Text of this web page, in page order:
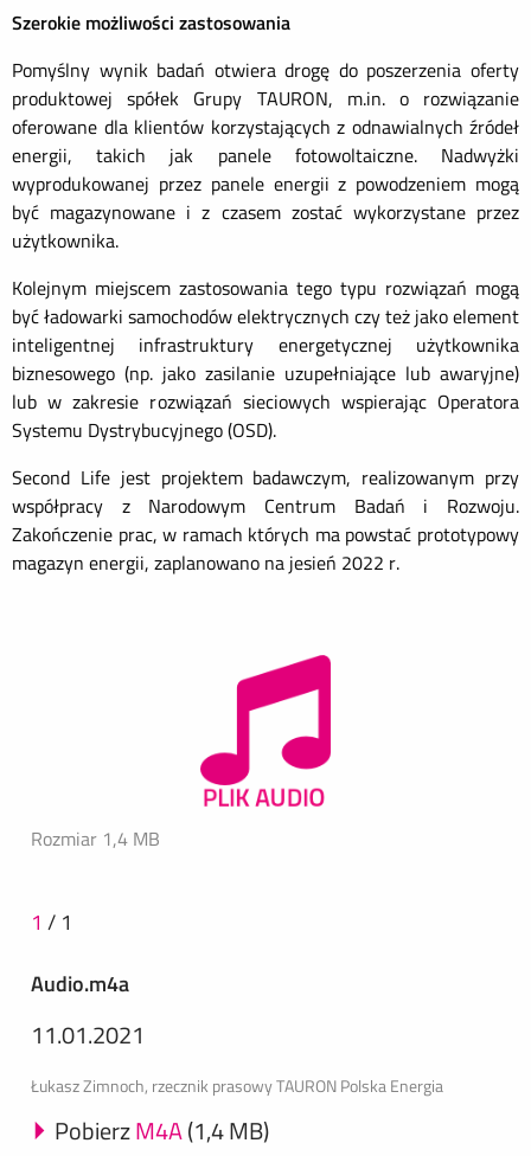
Szerokie możliwości zastosowania
Pomyślny wynik badań otwiera drogę do poszerzenia oferty
produktowej spółek Grupy TAURON, m.in. o rozwiązanie
oferowane dla klientów korzystających z odnawialnych źródeł
energii, takich jak panele fotowoltaiczne. Nadwyżki
wyprodukowanej przez panele energii z powodzeniem mogą
być magazynowane i z czasem zostać wykorzystane przez
użytkownika.
Kolejnym miejscem zastosowania tego typu rozwiązań mogą
być ładowarki samochodów elektrycznych czy też jako element
inteligentnej infrastruktury energetycznej użytkownika
biznesowego (np. jako zasilanie uzupełniające lub awaryjne)
lub w zakresie rozwiązań sieciowych wspierając Operatora
Systemu Dystrybucyjnego (OSD).
Second Life jest projektem badawczym, realizowanym przy
współpracy z Narodowym Centrum Badań i Rozwoju.
Zakończenie prac, w ramach których ma powstać prototypowy
magazyn energii, zaplanowano na jesień 2022 r.
Rozmiar 1,4 MB
1 / 1
Audio.m4a
11.01.2021
Łukasz Zimnoch, rzecznik prasowy TAURON Polska Energia
PobierzM4A(1,4 MB)